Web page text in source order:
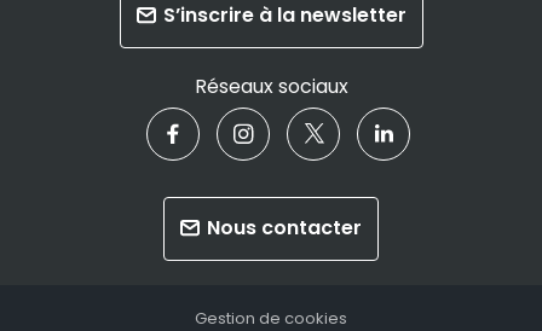
S’inscrire à la newsletter
Réseaux sociaux
Nous contacter
Gestion de cookies